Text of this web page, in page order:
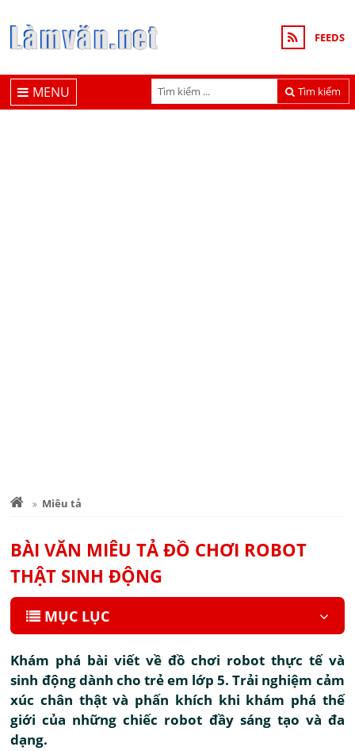
FEEDS
Tìm kiếm
MENU
Miêu tả
BÀI VĂN MIÊU TẢ ĐỒ CHƠI ROBOT
THẬT SINH ĐỘNG
MỤC LỤC
Khám phá bài viết về đồ chơi robot thực tế và
sinh động dành cho trẻ em lớp 5. Trải nghiệm cảm
xúc chân thật và phấn khích khi khám phá thế
giới của những chiếc robot đầy sáng tạo và đa
dạng.